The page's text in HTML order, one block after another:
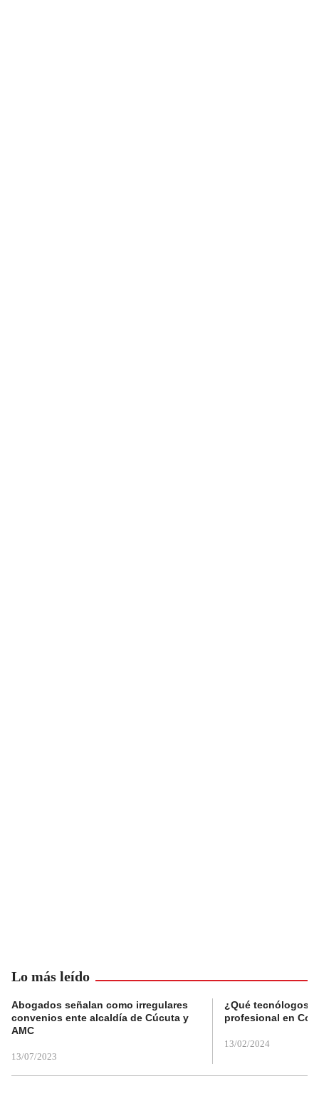
Lo más leído
Abogados señalan como irregulares
convenios ente alcaldía de Cúcuta y
AMC
13/07/2023
¿Qué tecnólogos
profesional en
13/02/2024